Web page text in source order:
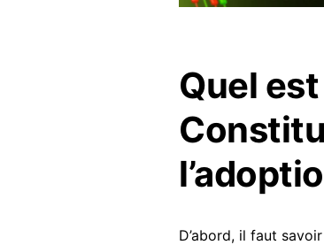
Quel
D’abord, il faut